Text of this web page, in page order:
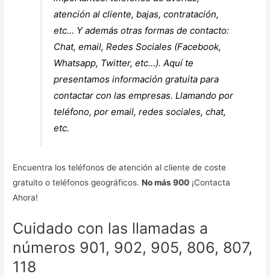
atención al cliente, bajas, contratación,
etc… Y además otras formas de contacto:
Chat, email, Redes Sociales (Facebook,
Whatsapp, Twitter, etc…). Aquí te
presentamos información gratuita para
contactar con las empresas. Llamando por
teléfono, por email, redes sociales, chat,
etc.
Encuentra los teléfonos de atención al cliente de coste
gratuito o teléfonos geográficos.No más 900 ¡Contacta
Ahora!
Cuidado con las llamadas a
números 901, 902, 905, 806, 807,
118